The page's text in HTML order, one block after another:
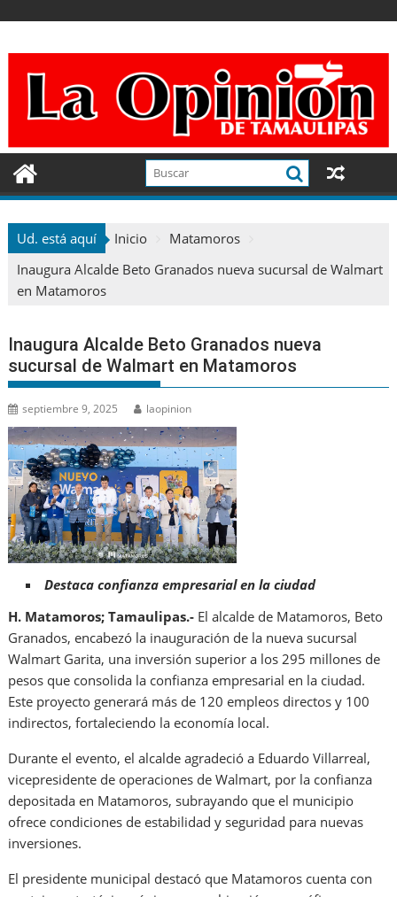
contenido
Ud. está aquí Inicio
Matamoros
Inaugura Alcalde Beto Granados nueva sucursal de Walmart
en Matamoros
Inaugura Alcalde Beto Granados nueva
sucursal de Walmart en Matamoros
septiembre 9, 2025 laopinion
Destaca confianza empresarial en la ciudad
H. Matamoros; Tamaulipas.- El alcalde de Matamoros, Beto
Granados, encabezó la inauguración de la nueva sucursal
Walmart Garita, una inversión superior a los 295 millones de
pesos que consolida la confianza empresarial en la ciudad.
Este proyecto generará más de 120 empleos directos y 100
indirectos, fortaleciendo la economía local.
Durante el evento, el alcalde agradeció a Eduardo Villarreal,
vicepresidente de operaciones de Walmart, por la confianza
depositada en Matamoros, subrayando que el municipio
ofrece condiciones de estabilidad y seguridad para nuevas
inversiones.
El presidente municipal destacó que Matamoros cuenta con